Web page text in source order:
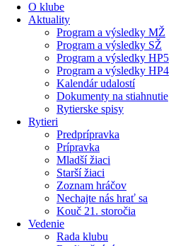
O klube
Aktuality
Program a výsledky MŽ
Program a výsledky SŽ
Program a výsledky HP5
Program a výsledky HP4
Kalendár udalostí
Dokumenty na stiahnutie
Rytierske spisy
Rytieri
Predprípravka
Prípravka
Mladší žiaci
Starší žiaci
Zoznam hráčov
Nechajte nás hrať sa
Kouč 21. storočia
Vedenie
Rada klubu